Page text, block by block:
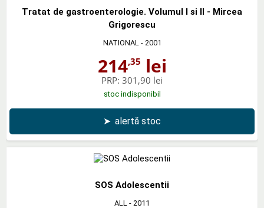
Tratat de gastroenterologie. Volumul I si II - Mircea
Grigorescu
NATIONAL - 2001
214,35 lei
PRP: 301,90 lei
stoc indisponibil
➤ alertă stoc
SOS Adolescentii
ALL - 2011